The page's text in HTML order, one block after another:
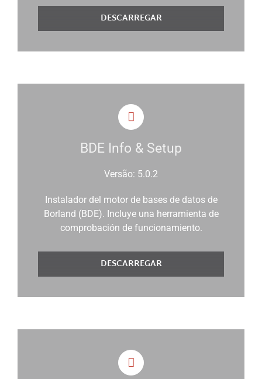
DESCARREGAR
BDE Info & Setup
Versão: 5.0.2
Instalador del motor de bases de datos de
Borland (BDE). Incluye una herramienta de
comprobación de funcionamiento.
DESCARREGAR